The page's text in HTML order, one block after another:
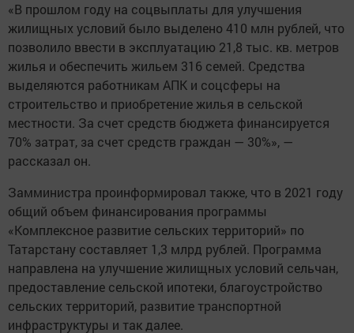
«В прошлом году на соцвыплаты для улучшения
жилищных условий было выделено 410 млн рублей, что
позволило ввести в эксплуатацию 21,8 тыс. кв. метров
жилья и обеспечить жильем 316 семей. Средства
выделяются работникам АПК и соцсферы на
строительство и приобретение жилья в сельской
местности. За счет средств бюджета финансируется
70% затрат, за счет средств граждан — 30%», —
рассказал он.
Замминистра проинформировал также, что в 2021 году
общий объем финансирования программы
«Комплексное развитие сельских территорий» по
Татарстану составляет 1,3 млрд рублей. Программа
направлена на улучшение жилищных условий сельчан,
предоставление сельской ипотеки, благоустройство
сельских территорий, развитие транспортной
инфраструктуры и так далее.